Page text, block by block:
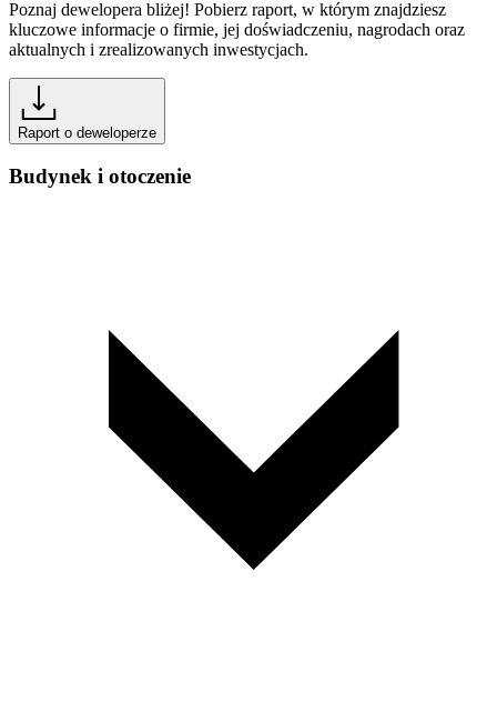
Poznaj dewelopera bliżej! Pobierz raport, w którym znajdziesz
kluczowe informacje o firmie, jej doświadczeniu, nagrodach oraz
aktualnych i zrealizowanych inwestycjach.
Raport o deweloperze
Budynek i otoczenie